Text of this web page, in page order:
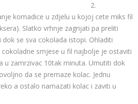
2.
komadice u zdjelu u kojoj cete miks fil
Slatko vrhnje zagrijati pa preliti
se sva cokolada istopi. Ohladiti
smjese u fil najbolje je ostaviti
u zamrzivac 10tak minuta. Umutiti dok
da se premaze kolac. Jednu
a ostalo namazati kolac i zaviti u